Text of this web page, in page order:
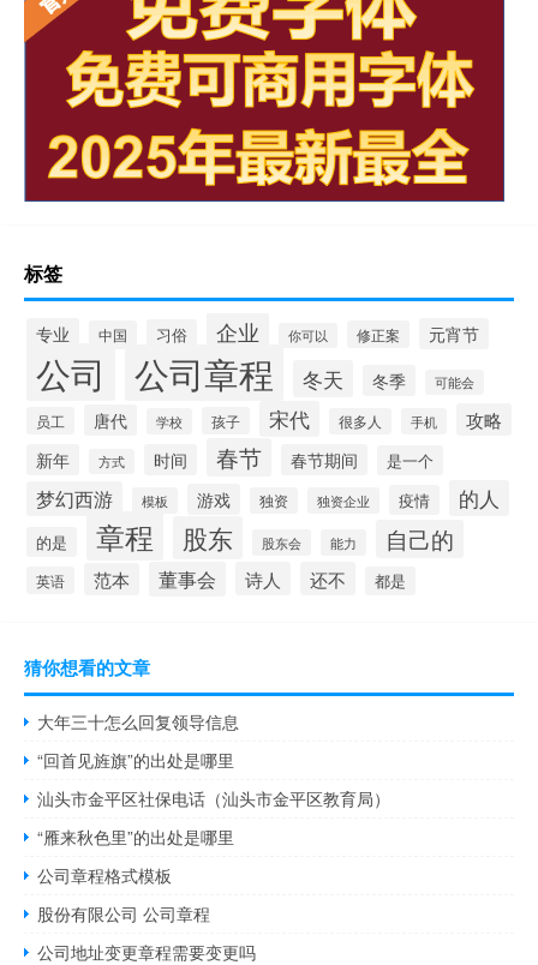
标签
专业 中国 习俗 企业 你可以 修正案 元宵节
公司 公司章程 冬天 冬季 可能会
员工 唐代 学校 孩子 宋代 很多人 手机 攻略
新年 方式 时间 春节 春节期间 是一个
梦幻西游 模板 游戏 独资 独资企业 疫情 的人
的是 章程 股东 股东会 能力 自己的
英语 范本 董事会 诗人 还不 都是
猜你想看的文章
大年三十怎么回复领导信息
“回首见旌旗”的出处是哪里
汕头市金平区社保电话（汕头市金平区教育局）
“雁来秋色里”的出处是哪里
公司章程格式模板
股份有限公司 公司章程
公司地址变更章程需要变更吗